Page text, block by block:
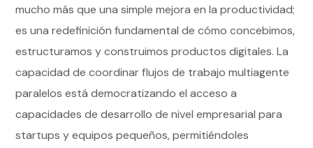
mucho más que una simple mejora en la productividad;
es una redefinición fundamental de cómo concebimos,
estructuramos y construimos productos digitales. La
capacidad de coordinar flujos de trabajo multiagente
paralelos está democratizando el acceso a
capacidades de desarrollo de nivel empresarial para
startups y equipos pequeños, permitiéndoles